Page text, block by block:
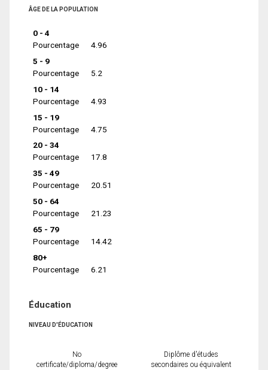
ÂGE DE LA POPULATION
0 - 4
Pourcentage
4.96
5 - 9
Pourcentage
5.2
10 - 14
Pourcentage
4.93
15 - 19
Pourcentage
4.75
20 - 34
Pourcentage
17.8
35 - 49
Pourcentage
20.51
50 - 64
Pourcentage
21.23
65 - 79
Pourcentage
14.42
80+
Pourcentage
6.21
Éducation
NIVEAU D'ÉDUCATION
No
certificate/diploma/degree
Diplôme d'études
secondaires ou équivalent